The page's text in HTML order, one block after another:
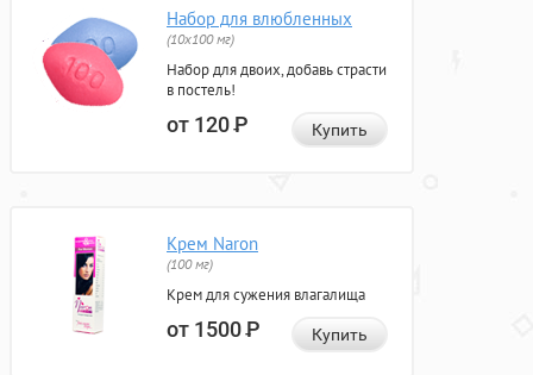
Набор для влюбленных
(10х100 мг)
Набор для двоих, добавь страсти
в постель!
от 120Р Купить
Крем Naron
(100 мг)
Крем для сужения влагалища
от 1500Р Купить